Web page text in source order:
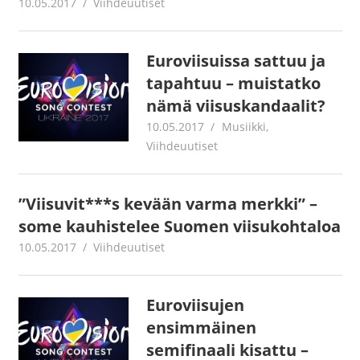
Euroviisuissa sattuu ja
tapahtuu – muistatko
nämä viisuskandaalit?
10.05.2017 Juha Kaunisto
Musiikki,
Viihdeuutiset
”Viisuvit***s kevään varma merkki” –
some kauhistelee Suomen viisukohtaloa
10.05.2017 Juha Kaunisto
Viihdeuutiset
Euroviisujen
ensimmäinen
semifinaali kisattu –